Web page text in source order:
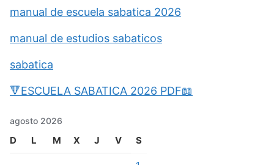
manual de escuela sabatica 2026
manual de estudios sabaticos
sabatica
🔻ESCUELA SABATICA 2026 PDF📖
agosto 2026
D L M X J V S